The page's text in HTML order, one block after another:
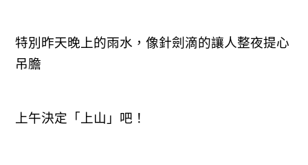
特別昨天晚上的雨水，像針劍滴的讓人整夜提心
吊膽
上午決定「上山」吧！